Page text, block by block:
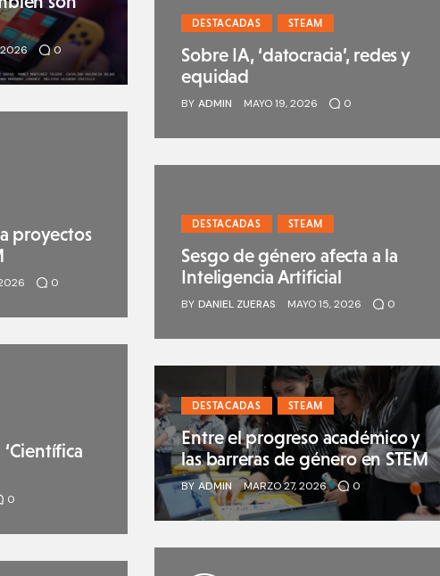
2026 0
DESTACADAS STEAM
Sobre IA, ‘datocracia’, redes y
equidad
BY ADMIN MAYO 19, 2026 0
proyectos
0
DESTACADAS STEAM
Sesgo de género afecta a la
Inteligencia Artificial
BY DANIEL ZUERAS MAYO 15, 2026 0
0
DESTACADAS STEAM
Entre el progreso académico y
las barreras de género en STEM
BY ADMIN MARZO 27, 2026 0